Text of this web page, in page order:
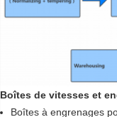
Boîtes de vitesses et
Boîtes à engrenages